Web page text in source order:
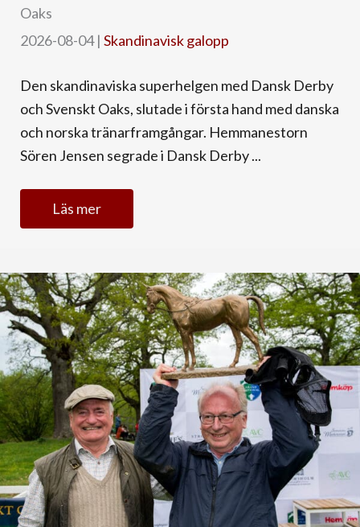
Oaks
2026-08-04| Skandinavisk galopp
Den skandinaviska superhelgen med Dansk Derby
och Svenskt Oaks, slutade i första hand med danska
och norska tränarframgångar. Hemmanestorn
Sören Jensen segrade i Dansk Derby ...
Läs mer